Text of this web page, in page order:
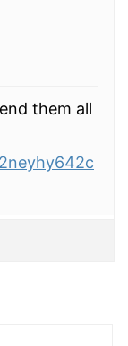
them all